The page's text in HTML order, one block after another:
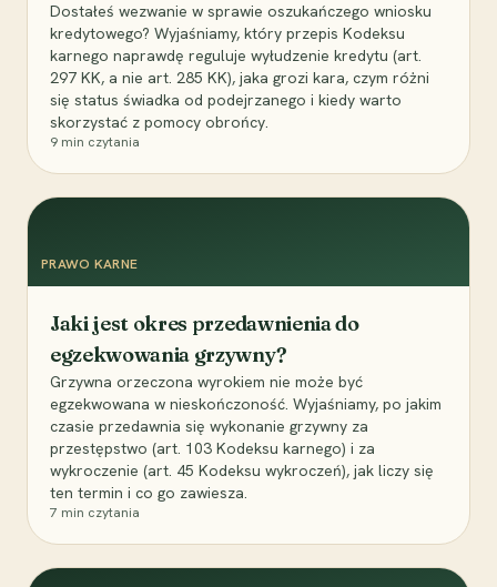
Dostałeś wezwanie w sprawie oszukańczego wniosku
kredytowego? Wyjaśniamy, który przepis Kodeksu
karnego naprawdę reguluje wyłudzenie kredytu (art.
297 KK, a nie art. 285 KK), jaka grozi kara, czym różni
się status świadka od podejrzanego i kiedy warto
skorzystać z pomocy obrońcy.
9 min czytania
PRAWO KARNE
Jaki jest okres przedawnienia do
egzekwowania grzywny?
Grzywna orzeczona wyrokiem nie może być
egzekwowana w nieskończoność. Wyjaśniamy, po jakim
czasie przedawnia się wykonanie grzywny za
przestępstwo (art. 103 Kodeksu karnego) i za
wykroczenie (art. 45 Kodeksu wykroczeń), jak liczy się
ten termin i co go zawiesza.
7 min czytania